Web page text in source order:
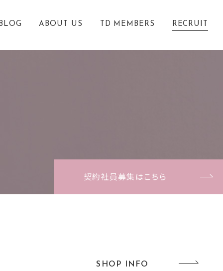
ABOUT US TD MEMBERS RECRUIT
契約社員募集はこちら
SHOP INFO